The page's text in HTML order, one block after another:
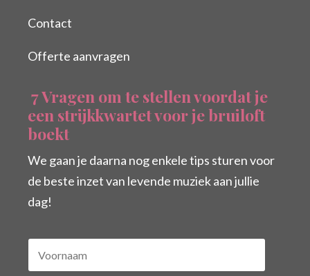
Contact
Offerte aanvragen
7 Vragen om te stellen voordat je
een strijkkwartet voor je bruiloft
boekt
We gaan je daarna nog enkele tips sturen voor
de beste inzet van levende muziek aan jullie
dag!